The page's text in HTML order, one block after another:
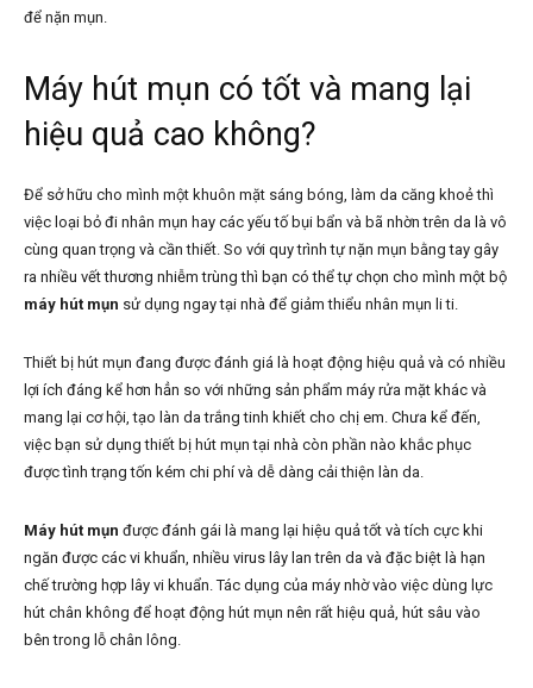
để nặn mụn.
Máy hút mụn có tốt và mang lại
hiệu quả cao không?
Để sở hữu cho mình một khuôn mặt sáng bóng, làm da căng khoẻ thì
việc loại bỏ đi nhân mụn hay các yếu tố bụi bẩn và bã nhờn trên da là vô
cùng quan trọng và cần thiết. So với quy trình tự nặn mụn bằng tay gây
ra nhiều vết thương nhiễm trùng thì bạn có thể tự chọn cho mình một bộ
máy hút mụn sử dụng ngay tại nhà để giảm thiểu nhân mụn li ti.
Thiết bị hút mụn đang được đánh giá là hoạt động hiệu quả và có nhiều
lợi ích đáng kể hơn hẳn so với những sản phẩm máy rửa mặt khác và
mang lại cơ hội, tạo làn da trắng tinh khiết cho chị em. Chưa kể đến,
việc bạn sử dụng thiết bị hút mụn tại nhà còn phần nào khắc phục
được tình trạng tốn kém chi phí và dễ dàng cải thiện làn da.
Máy hút mụn được đánh gái là mang lại hiệu quả tốt và tích cực khi
ngăn được các vi khuẩn, nhiều virus lây lan trên da và đặc biệt là hạn
chế trường hợp lây vi khuẩn. Tác dụng của máy nhờ vào việc dùng lực
hút chân không để hoạt động hút mụn nên rất hiệu quả, hút sâu vào
bên trong lỗ chân lông.